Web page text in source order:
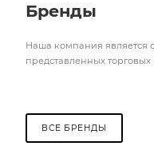
Бренды
Наша компания
представленных торговых
ВСЕ БРЕНДЫ